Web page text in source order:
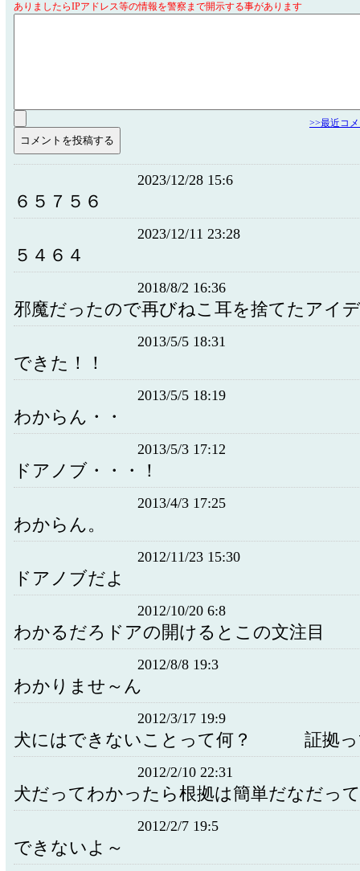
ありましたらIPアドレス等の情報を警察まで開示する事があります
>>最近コ
2023/12/28 15:6
６５７５６
2023/12/11 23:28
５４６４
2018/8/2 16:36
邪魔だったので再びねこ耳を捨てたアイ
2013/5/5 18:31
できた！！
2013/5/5 18:19
わからん・・
2013/5/3 17:12
ドアノブ・・・！
2013/4/3 17:25
わからん。
2012/11/23 15:30
ドアノブだよ
2012/10/20 6:8
わかるだろドアの開けるとこの文注目
2012/8/8 19:3
わかりませ～ん
2012/3/17 19:9
犬にはできないことって何？ 証拠っ
2012/2/10 22:31
犬だってわかったら根拠は簡単だなだっ
2012/2/7 19:5
できないよ～